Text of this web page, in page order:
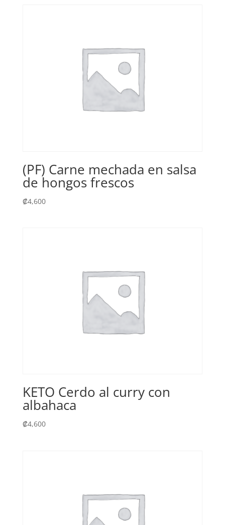
(PF) Carne mechada en salsa
de hongos frescos
₡4,600
KETO Cerdo al curry con
albahaca
₡4,600